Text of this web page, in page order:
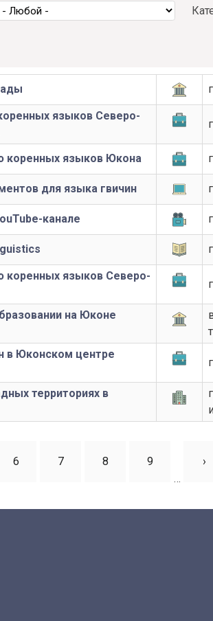
языков Северо-
коренных языков Юкона
для языка гвичин
канале
коренных языков Северо-
на Юконе
в Юконском центре
территориях в
Страница
6 Страница
7 Страница
8 Страница
9
…
›